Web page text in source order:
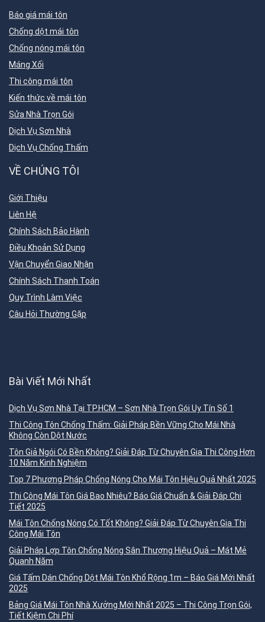
Báo giá mái tôn
Chống dột mái tôn
Chống nóng mái tôn
Máng Xối
Thi công mái tôn
Kiến thức về mái tôn
Sửa Nhà Trọn Gói
Dịch Vụ Sơn Nhà
Dịch Vụ Chống Thấm
VỀ CHÚNG TÔI
Giới Thiệu
Liên Hệ
Chính Sách Bảo Hành
Điều Khoản Sử Dụng
Vận Chuyển Giao Nhận
Chính Sách Thanh Toán
Quy Trình Làm Việc
Câu Hỏi Thường Gặp
Bài Viết Mới Nhất
Dịch Vụ Sơn Nhà Tại TP.HCM – Sơn Nhà Trọn Gói Uy Tín Số 1
Thi Công Tôn Chống Thấm: Giải Pháp Bền Vững Cho Mái Nhà
Không Còn Dột Nước
Tôn Giả Ngói Có Bền Không? Giải Đáp Từ Chuyên Gia Thi Công Hơn
10 Năm Kinh Nghiệm
Top 7 Phương Pháp Chống Nóng Cho Mái Tôn Hiệu Quả Nhất 2025
Thi Công Mái Tôn Giá Bao Nhiêu? Báo Giá Chuẩn & Giải Đáp Chi
Tiết 2025
Mái Tôn Chống Nóng Có Tốt Không? Giải Đáp Từ Chuyên Gia Thi
Công Mái Tôn
Giải Pháp Lợp Tôn Chống Nóng Sân Thượng Hiệu Quả – Mát Mẻ
Quanh Năm
Giá Tấm Dán Chống Dột Mái Tôn Khổ Rộng 1m – Báo Giá Mới Nhất
2025
Bảng Giá Mái Tôn Nhà Xưởng Mới Nhất 2025 – Thi Công Trọn Gói,
Tiết Kiệm Chi Phí